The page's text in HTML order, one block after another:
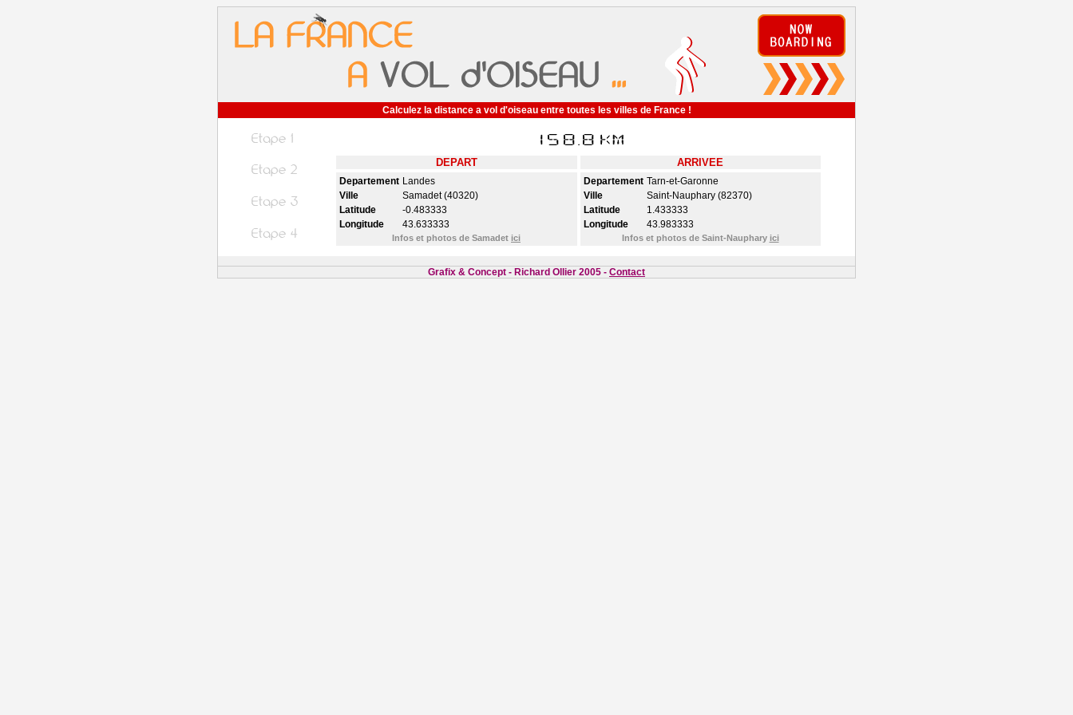
Calculez la distance a vol d'oiseau entre toutes les villes de France !
DEPART ARRIVEE
Departement Landes
Ville
Samadet (40320)
Latitude
-0.483333
Longitude
43.633333
Infos et photos de Samadet ici
Departement Tarn-et-Garonne
Ville
Saint-Nauphary (82370)
Latitude
1.433333
Longitude
43.983333
Infos et photos de Saint-Nauphary ici
Grafix & Concept - Richard Ollier 2005 - Contact